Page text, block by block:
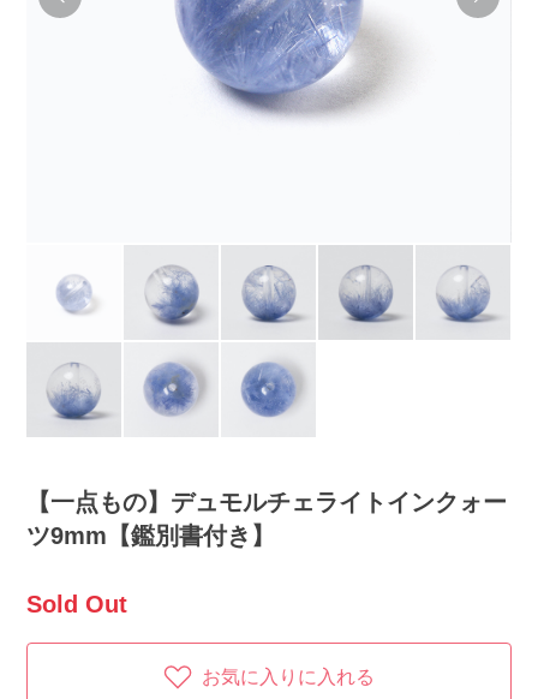
【一点もの】デュモルチェライトインクォー
ツ9mm【鑑別書付き】
Sold Out
お気に入りに入れる